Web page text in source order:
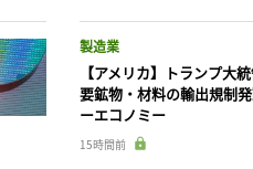
製造業
【アメリカ】トランプ大
要鉱物・材料の輸出規制
ーエコノミー
15時間前